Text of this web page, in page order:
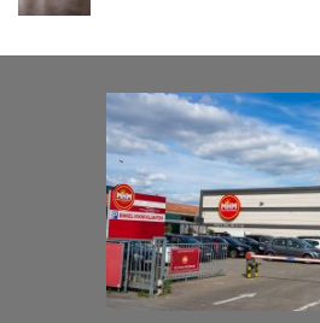
€ 1.850,00.€